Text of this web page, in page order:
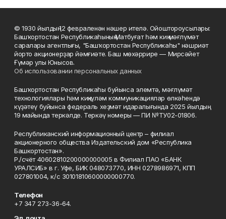
© 1930 йылдың 12 февраленән нәшер ителә. Ойоштороусылары:
Башҡортостан Республикаһының Матбуғат һәм киң мәғлүмәт
саралары агентлығы, "Башҡортостан Республикаһы" нәшриәт
йорто акционерҙар йәмғиәте. Баш мөхәррире — Мирсәйет
Ғүмәр улы Юнысов.
Об использовании персональных данных
Башҡортостан Республикаһы буйынса элемтә, мәғлүмәт
технологиялары һәм киңкүләм коммуникациялар өлкәһендә
күҙәтеү буйынса федераль хеҙмәт идаралығында 2025 йылдың
19 майында теркәлде. Теркәү номеры — ПИ №ТУ02-01806.
Республиканский информационный центр – филиал
акционерного общества Издательский дом «Республика
Башкортостан».
Р./счёт 40602810200000000005 в Филиал ПАО «БАНК
УРАЛСИБ» в г. Уфе, БИК 048073770, ИНН 0278986971, КПП
027801004, к/с 30101810600000000770.
Телефон
+7 347 273-36-64.